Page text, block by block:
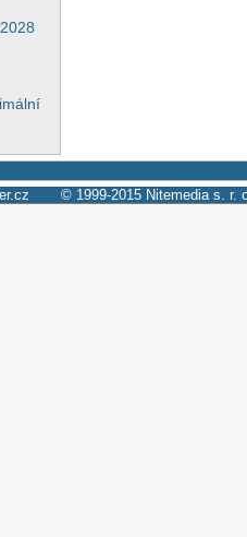
© 1999-2015 Nitemedia s. r.